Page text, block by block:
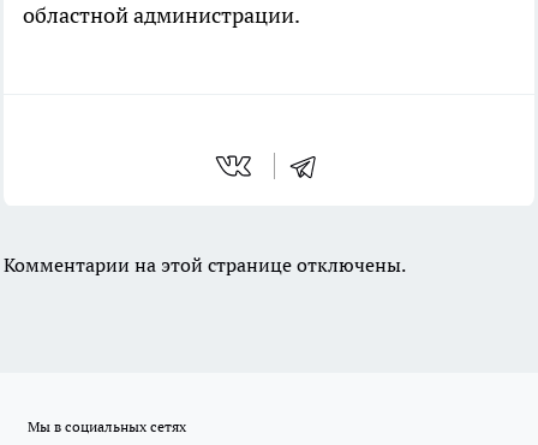
областной администрации.
Комментарии на этой странице отключены.
Мы в социальных сетях